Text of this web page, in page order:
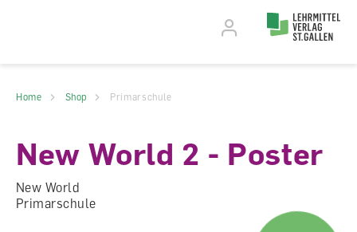
Accesskey Navigation
Footer
zurHome Shop Primarschule
New World 2 - Poster
New World
Primarschule